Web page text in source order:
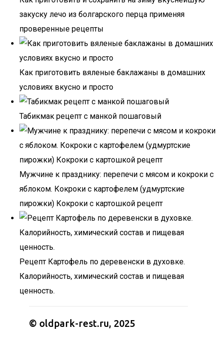
закуску лечо из болгарского перца применяя
проверенные рецепты
Как приготовить вяленые баклажаны в домашних
условиях вкусно и просто
Табикмак рецепт с манкой пошаговый
Мужчине к празднику: перепечи с мясом и кокроки с
яблоком. Кокроки с картофелем (удмуртские
пирожки) Кокроки с картошкой рецепт
Рецепт Картофель по деревенски в духовке.
Калорийность, химический состав и пищевая
ценность.
© oldpark-rest.ru, 2025